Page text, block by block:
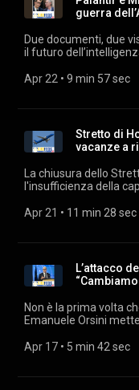
le piattaforme di streaming. Estratti audio:
Adnkronos. Musiche
guerra
Due documenti, due
il futuro
Ma tra manifesto e
(https://
le piattaforme di streaming. Estratti audio:
Adnkronos. Musiche
Apr 22 • 9 min 57 sec
Stretto di
vacanze a
La chiusura dello
l'insufficienza della
navigazione dal Golfo
giorno su
(https://
le piattaforme di streaming. Estratti audio:
Adnkronos. Musiche
Apr 21 • 11 min 28 sec
L’attacco
Non è la prima volta
Emanuele Orsini
la richiesta esplicita di
Apr 17 • 5 min 42 sec